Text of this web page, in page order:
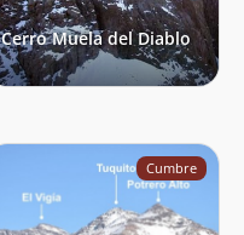
Cerro Muela del Diablo
Cumbre